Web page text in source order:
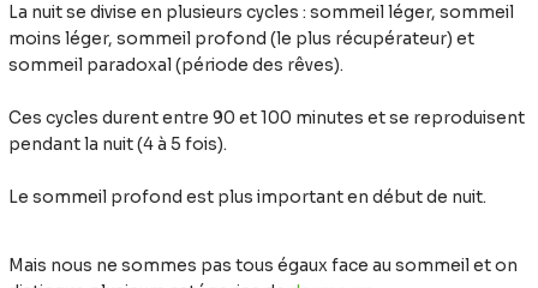
La nuit se divise en plusieurs cycles : sommeil léger, sommeil
moins léger, sommeil profond (le plus récupérateur) et
sommeil paradoxal (période des rêves).
Ces cycles durent entre 90 et 100 minutes et se reproduisent
pendant la nuit (4 à 5 fois).
Le sommeil profond est plus important en début de nuit.
Mais nous ne sommes pas tous égaux face au sommeil et on